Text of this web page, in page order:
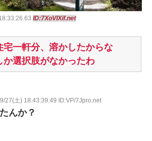
ID:7XoVIXif.net
宅一軒分、溶かしたからな
か選択肢がなかったわ
27(土) 18:43:39.49 ID:VP/7Jpro.net
んか？